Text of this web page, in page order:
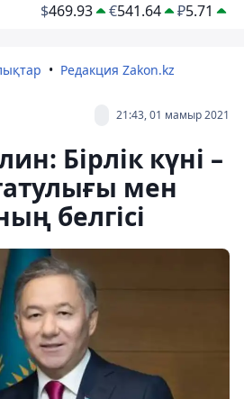
$469.93 €541.64 ₽5.71
Редакция Zakon.kz
21:43, 01 мамыр 2021
Бірлік күні –
мен
белгісі